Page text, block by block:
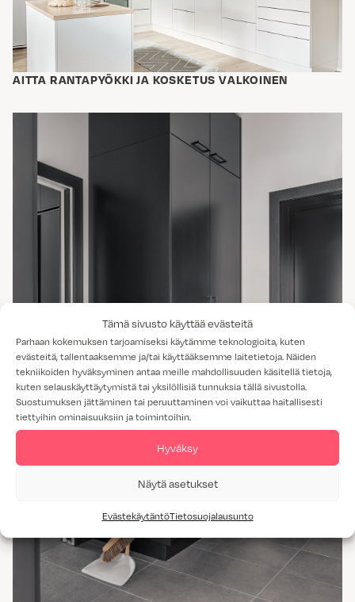
Tämä sivusto käyttää evästeitä
Parhaan kokemuksen tarjoamiseksi käytämme teknologioita, kuten
evästeitä, tallentaaksemme ja/tai käyttääksemme laitetietoja. Näiden
tekniikoiden hyväksyminen antaa meille mahdollisuuden käsitellä tietoja,
kuten selauskäyttäytymistä tai yksilöllisiä tunnuksia tällä sivustolla.
Suostumuksen jättäminen tai peruuttaminen voi vaikuttaa haitallisesti
tiettyihin ominaisuuksiin ja toimintoihin.
Hyväksy
Näytä asetukset
EvästekäytäntöTietosuojalausunto
AITTA RANTAPYÖKKI JA KOSKETUS VALKOINEN